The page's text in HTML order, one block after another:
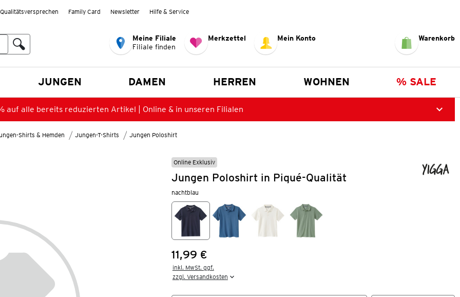
Qualitätsversprechen Family Card Newsletter Hilfe & Service
Meine Filiale
Filiale finden
Merkzettel Mein Konto Warenkorb
JUNGEN DAMEN HERREN WOHNEN % SALE
auf alle bereits reduzierten Artikel | Online & in unseren Filialen
Shirts & Hemden Jungen-T-Shirts Jungen Poloshirt
Online Exklusiv
Jungen Poloshirt in Piqué-Qualität
nachtblau
Preis:
11,99 €
inkl. MwSt. ggf.
zzgl. Versandkosten